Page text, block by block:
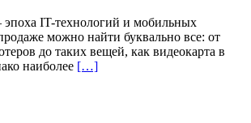
эпоха IT-технологий и мобильных
можно найти буквально все: от
до таких вещей, как видеокарта в
наиболее […]